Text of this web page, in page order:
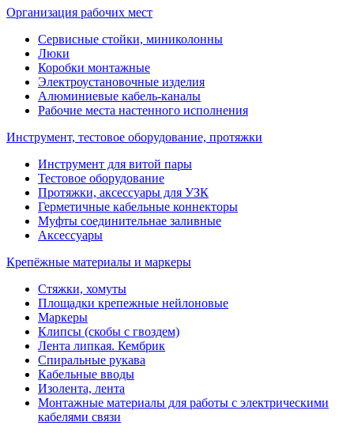
Организация рабочих мест
Сервисные стойки, миниколонны
Люки
Коробки монтажные
Электроустановочные изделия
Алюминиевые кабель-каналы
Рабочие места настенного исполнения
Инструмент, тестовое оборудование, протяжки
Инструмент для витой пары
Тестовое оборудование
Протяжки, аксессуары для УЗК
Герметичные кабельные коннекторы
Муфты соединительнае заливные
Аксессуары
Крепёжные материалы и маркеры
Стяжки, хомуты
Площадки крепежные нейлоновые
Маркеры
Клипсы (скобы с гвоздем)
Лента липкая. Кембрик
Спиральные рукава
Кабельные вводы
Изолента, лента
Монтажные материалы для работы с электрическими
кабелями связи